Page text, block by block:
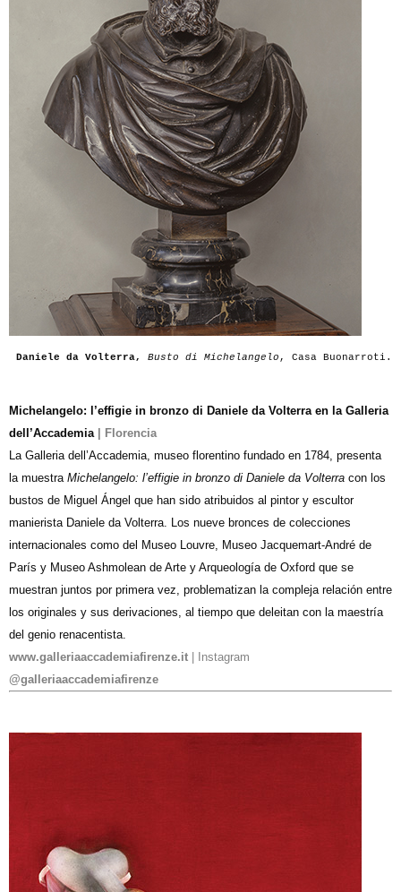
Daniele da Volterra, Busto di Michelangelo , Casa Buonarroti .
Michelangelo: l’effigie in bronzo di Daniele da Volterra en la Galleria
dell’Accademia | Florencia
La Galleria dell’Accademia, museo florentino fundado en 1784, presenta
la muestra Michelangelo: l’effigie in bronzo di Daniele da Volterra con los
bustos de Miguel Ángel que han sido atribuidos al pintor y escultor
manierista Daniele da Volterra. Los nueve bronces de colecciones
internacionales como del Museo Louvre, Museo Jacquemart-André de
París y Museo Ashmolean de Arte y Arqueología de Oxford que se
muestran juntos por primera vez, problematizan la compleja relación entre
los originales y sus derivaciones, al tiempo que deleitan con la maestría
del genio renacentista.
www.galleriaaccademiafirenze.it
| Instagram
@galleriaaccademiafirenze